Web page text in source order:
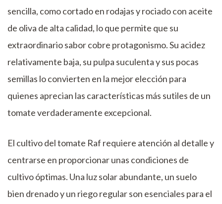
sencilla, como cortado en rodajas y rociado con aceite
de oliva de alta calidad, lo que permite que su
extraordinario sabor cobre protagonismo. Su acidez
relativamente baja, su pulpa suculenta y sus pocas
semillas lo convierten en la mejor elección para
quienes aprecian las características más sutiles de un
tomate verdaderamente excepcional.
El cultivo del tomate Raf requiere atención al detalle y
centrarse en proporcionar unas condiciones de
cultivo óptimas. Una luz solar abundante, un suelo
bien drenado y un riego regular son esenciales para el